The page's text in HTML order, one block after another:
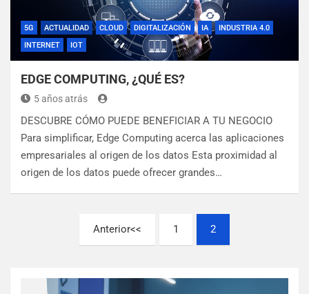
5G ACTUALIDAD CLOUD DIGITALIZACIÓN IA
INDUSTRIA 4.0
INTERNET
IOT
EDGE COMPUTING, ¿QUÉ ES?
5 años atrás
DESCUBRE CÓMO PUEDE BENEFICIAR A TU NEGOCIO
Para simplificar, Edge Computing acerca las aplicaciones
empresariales al origen de los datos Esta proximidad al
origen de los datos puede ofrecer grandes…
Anterior 1 2